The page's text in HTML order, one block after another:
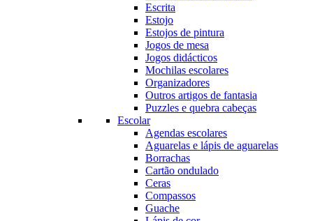
Escrita
Estojo
Estojos de pintura
Jogos de mesa
Jogos didácticos
Mochilas escolares
Organizadores
Outros artigos de fantasia
Puzzles e quebra cabeças
Escolar
Agendas escolares
Aguarelas e lápis de aguarelas
Borrachas
Cartão ondulado
Ceras
Compassos
Guache